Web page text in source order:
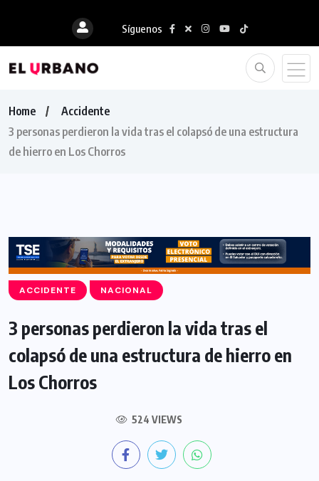
Síguenos
Home
Accidente
3 personas perdieron la vida tras el colapsó de una estructura
de hierro en Los Chorros
ACCIDENTE NACIONAL
3 personas perdieron la vida tras el
colapsó de una estructura de hierro en
Los Chorros
524 VIEWS